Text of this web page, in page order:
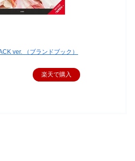
ver. （ブランドブック）
楽天で購入